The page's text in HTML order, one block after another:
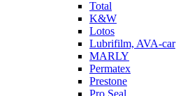
Total
K&W
Lotos
Lubrifilm, AVA-car
MARLY
Permatex
Prestone
Pro Seal